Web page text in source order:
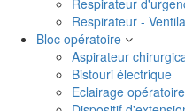
Respirateur
Respirateur -
Bloc opératoire
Aspirateur
Bistouri électrique
Eclairage opératoire